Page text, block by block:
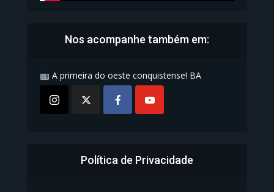
Nos acompanhe também em:
A primeira do oeste conquistense! BA
Política de Privacidade